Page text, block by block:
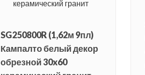
SG250800R (1,62м 9пл)
Кампалто белый декор
обрезной 30x60